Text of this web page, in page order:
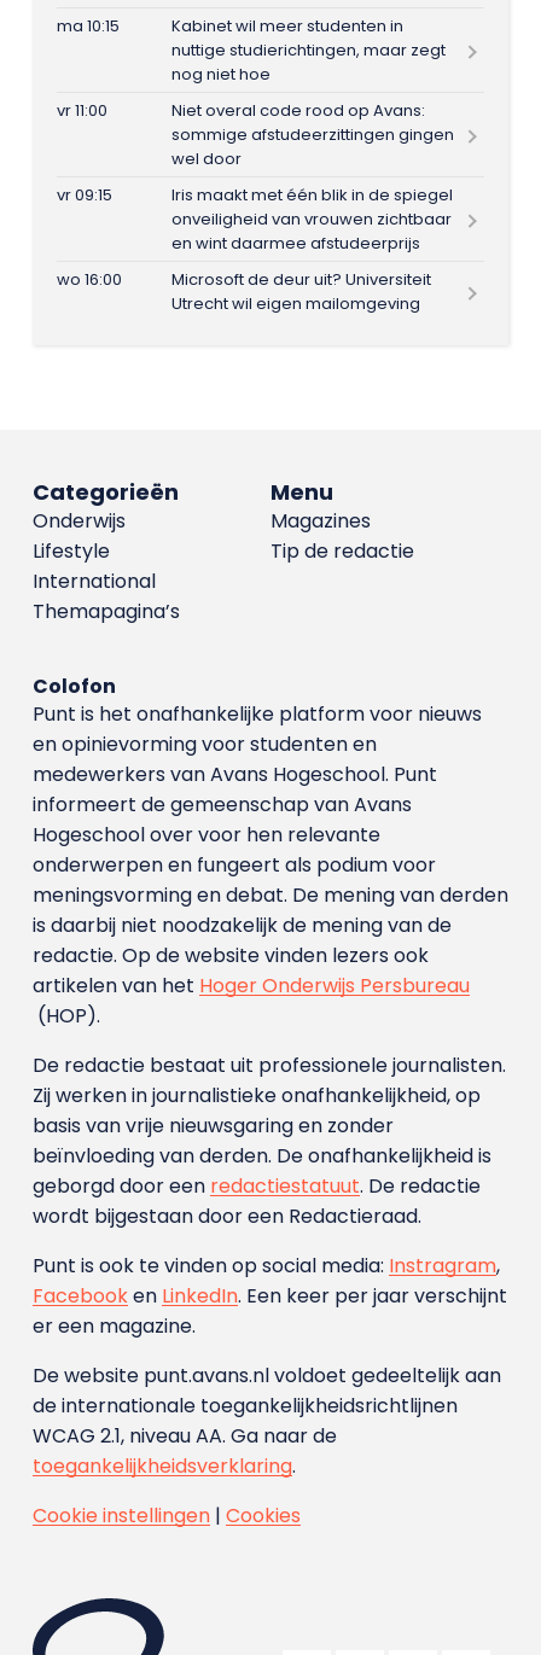
ma 10:15
Kabinet wil meer studenten in
nuttige studierichtingen, maar zegt
nog niet hoe
vr 11:00
Niet overal code rood op Avans:
sommige afstudeerzittingen gingen
wel door
vr 09:15
Iris maakt met één blik in de spiegel
onveiligheid van vrouwen zichtbaar
en wint daarmee afstudeerprijs
wo 16:00
Microsoft de deur uit? Universiteit
Utrecht wil eigen mailomgeving
Menu
Magazines
Tip de redactie
Categorieën
Onderwijs
Lifestyle
International
Themapagina’s
Colofon
Punt is het onafhankelijke platform voor nieuws
en opinievorming voor studenten en
medewerkers van Avans Hoge­school. Punt
informeert de gemeenschap van Avans
Hogeschool over voor hen relevante
onderwerpen en fungeert als podium voor
meningsvorming en debat. De mening van derden
is daarbij niet noodzakelijk de mening van de
redactie. Op de website vinden lezers ook
artikelen van het Hoger Onderwijs Persbureau
(HOP).
De redactie bestaat uit professionele journalisten.
Zij werken in journalistieke onafhankelijkheid, op
basis van vrije nieuwsgaring en zonder
beïnvloeding van derden. De onafhankelijkheid is
geborgd door een redactiestatuut. De redactie
wordt bijgestaan door een Redactieraad.
Punt is ook te vinden op social media: Instragram,
Facebooken LinkedIn. Een keer per jaar verschijnt
er een magazine.
De website punt.avans.nl voldoet gedeeltelijk aan
de internationale toegankelijkheidsrichtlijnen
WCAG 2.1, niveau AA. Ga naar de
toegankelijkheidsverklaring.
Cookie instellingen| Cookies